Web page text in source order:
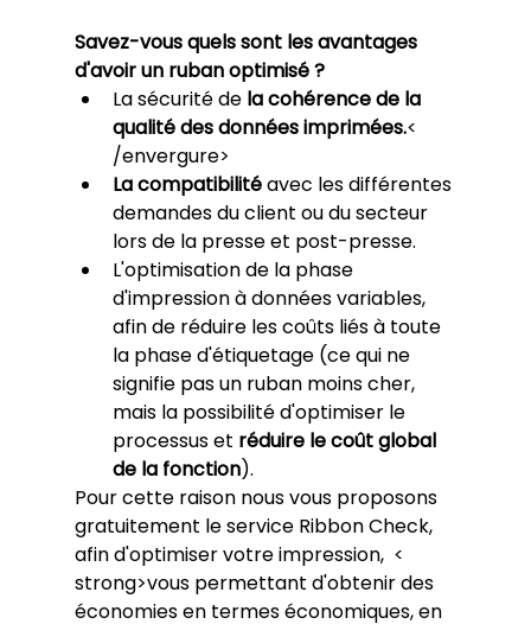
Savez-vous quels sont les avantages
d'avoir un ruban optimisé ?
La sécurité de la cohérence de la
qualité des données imprimées.<
/envergure>
La compatibilité avec les différentes
demandes du client ou du secteur
lors de la presse et post-presse.
L'optimisation de la phase
d'impression à données variables,
afin de réduire les coûts liés à toute
la phase d'étiquetage (ce qui ne
signifie pas un ruban moins cher,
mais la possibilité d'optimiser le
processus et réduire le coût global
de la fonction).
Pour cette raison nous vous proposons
gratuitement le service Ribbon Check,
afin d'optimiser votre impression,  <
strong>vous permettant d'obtenir des
économies en termes économiques, en